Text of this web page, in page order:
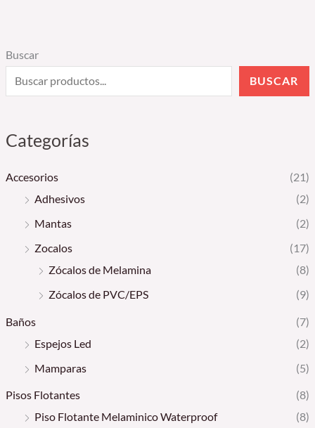
Buscar
BUSCAR
Categorías
Accesorios
(21)
Adhesivos
(2)
Mantas
(2)
Zocalos
(17)
Zócalos de Melamina
(8)
Zócalos de PVC/EPS
(9)
Baños
(7)
Espejos Led
(2)
Mamparas
(5)
Pisos Flotantes
(8)
Piso Flotante Melaminico Waterproof
(8)